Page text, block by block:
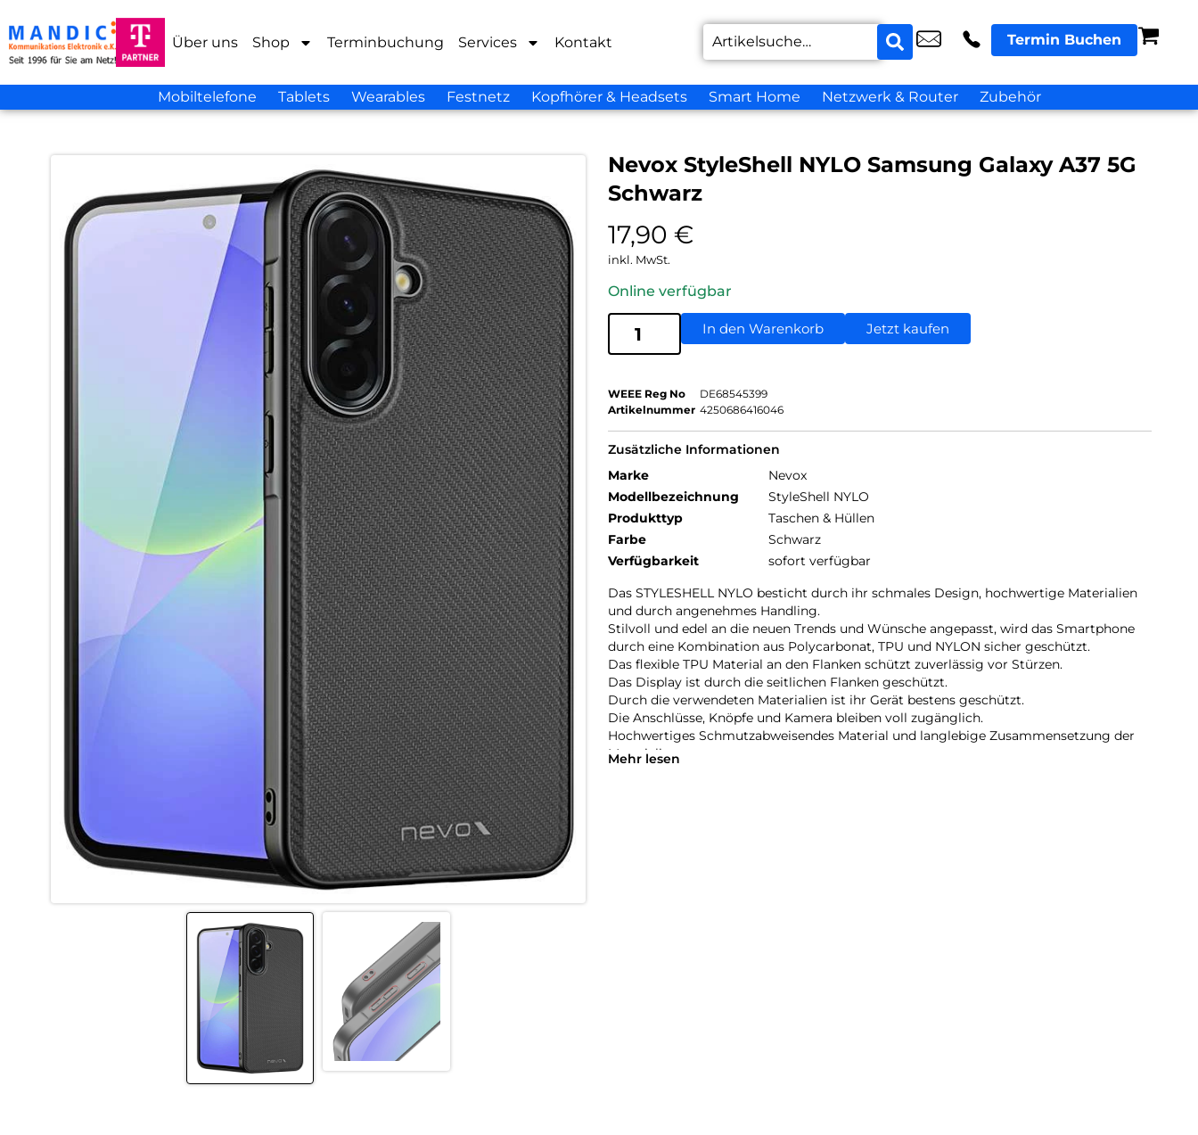
Über uns Shop Terminbuchung Services Kontakt Termin Buchen
Mobiltelefone Tablets Wearables Festnetz Kopfhörer & Headsets Smart Home Netzwerk & Router Zubehör
Nevox StyleShell NYLO Samsung Galaxy A37 5G
Schwarz
17,90 €
inkl. MwSt.
Online verfügbar
In den Warenkorb Jetzt kaufen
WEEE Reg No
DE68545399
Artikelnummer 4250686416046
Zusätzliche Informationen
Marke
Nevox
Modellbezeichnung
StyleShell NYLO
Produkttyp
Taschen & Hüllen
Farbe
Schwarz
Verfügbarkeit
sofort verfügbar
Das STYLESHELL NYLO besticht durch ihr schmales Design, hochwertige Materialien
und durch angenehmes Handling.
Stilvoll und edel an die neuen Trends und Wünsche angepasst, wird das Smartphone
durch eine Kombination aus Polycarbonat, TPU und NYLON sicher geschützt.
Das flexible TPU Material an den Flanken schützt zuverlässig vor Stürzen.
Das Display ist durch die seitlichen Flanken geschützt.
Durch die verwendeten Materialien ist ihr Gerät bestens geschützt.
Die Anschlüsse, Knöpfe und Kamera bleiben voll zugänglich.
Hochwertiges Schmutzabweisendes Material und langlebige Zusammensetzung der
Materialien.
Mehr lesen